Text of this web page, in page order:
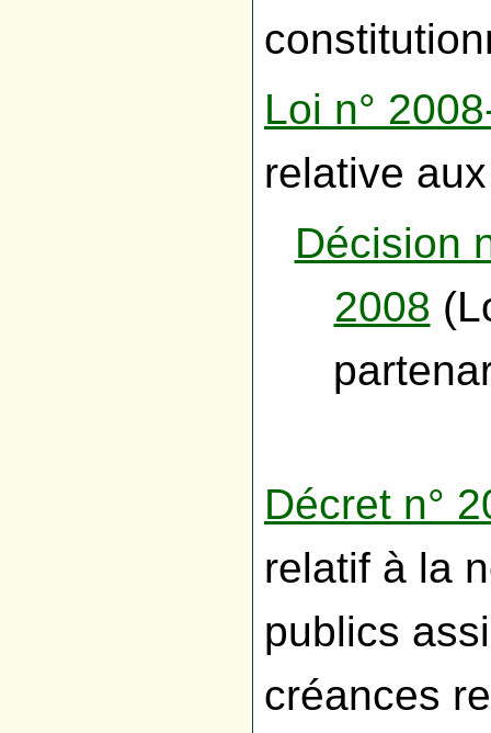
Loi n°
relative
Décision
2008
Décret n°
relatif à la
publics
créances